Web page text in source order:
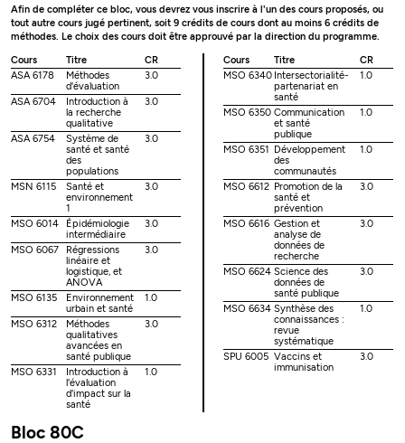
Afin de compléter ce bloc, vous devrez vous inscrire à l'un des cours proposés, ou
tout autre cours jugé pertinent, soit 9 crédits de cours dont au moins 6 crédits de
méthodes. Le choix des cours doit être approuvé par la direction du programme.
Cours Titre
CR
ASA 6178
Méthodes
d'évaluation
3.0
ASA 6704
Introduction à
la recherche
qualitative
3.0
ASA 6754
Système de
santé et santé
des
populations
3.0
MSN 6115
Santé et
environnement
1
3.0
MSO 6014
Épidémiologie
intermédiaire
3.0
MSO 6067
Régressions
linéaire et
logistique, et
ANOVA
3.0
MSO 6135
Environnement
urbain et santé
1.0
MSO 6312
Méthodes
qualitatives
avancées en
santé publique
3.0
MSO 6331
Introduction à
l'évaluation
d'impact sur la
santé
1.0
Cours Titre
CR
MSO 6340 Intersectorialité-
partenariat en
santé
1.0
MSO 6350 Communication
et santé
publique
1.0
MSO 6351
Développement
des
communautés
1.0
MSO 6612 Promotion de la
santé et
prévention
3.0
MSO 6616 Gestion et
analyse de
données de
recherche
3.0
MSO 6624 Science des
données de
santé publique
3.0
MSO 6634 Synthèse des
connaissances :
revue
systématique
1.0
SPU 6005 Vaccins et
immunisation
3.0
Bloc 80C